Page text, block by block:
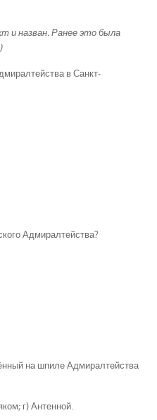
и назван. Ранее это была
в Санкт-
Адмиралтейства?
на шпиле Адмиралтейства
г) Антенной.